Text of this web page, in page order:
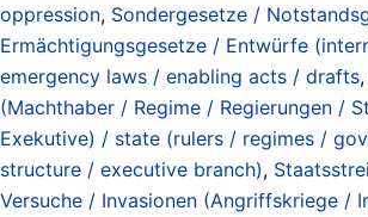
oppression, Sondergesetze /
Ermächtigungsgesetze / Entwürfe
emergency laws / enabling acts / drafts,
(Machthaber / Regime / Regierungen /
Exekutive) / state (rulers / regimes /
structure / executive branch),
Versuche / Invasionen (Angriffskriege /